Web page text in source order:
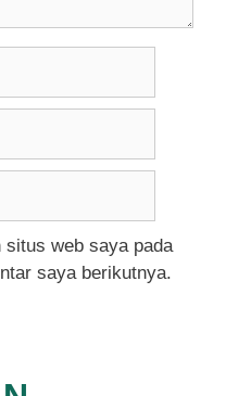
situs web saya pada
saya berikutnya.